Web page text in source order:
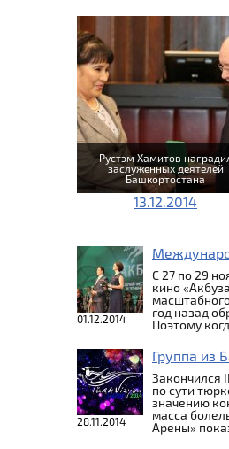
Рустэм Хамитов
заслуженных деятелей
Башкортостана
13.12.2014
01.12.2014
С 27 по 29
кино
год назад
Поэтому
28.11.2014
Группа из
Закончился
по сути
значению
масса
Арены»